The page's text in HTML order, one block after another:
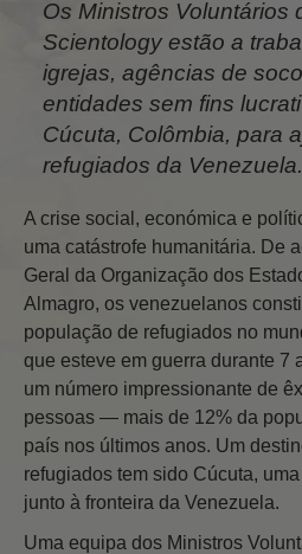
Os Ministros Voluntários
Scientology estão a
igrejas, agências de
entidades sem fins
Cúcuta, Colômbia, para
refugiados da Venezuela.
A crise social, económica e
uma catástrofe humanitária. De
Geral da Organização dos
Almagro, os venezuelanos
população de refugiados no
que esteve em guerra durante 7
um número impressionante de
pessoas — mais de 12% da
país nos últimos anos. Um
refugiados tem sido Cúcuta,
junto à fronteira da Venezuela.
Uma equipa dos Ministros